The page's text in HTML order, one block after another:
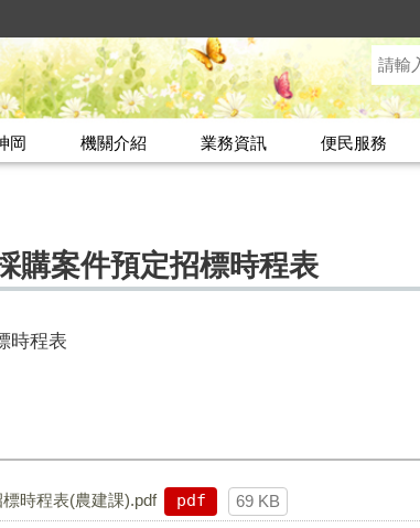
岡 機關介紹 業務資訊
便民服務
購案件預定招標時程表
時程表
時程表(農建課).pdf pdf 69 KB